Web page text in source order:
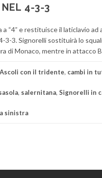
4-3-3
“4” e restituisce il laticlavio
3-3. Signorelli sostituirà lo
di Monaco, mentre in attacco
con il tridente, cambi in
, salernitana, Signorelli in
sinistra